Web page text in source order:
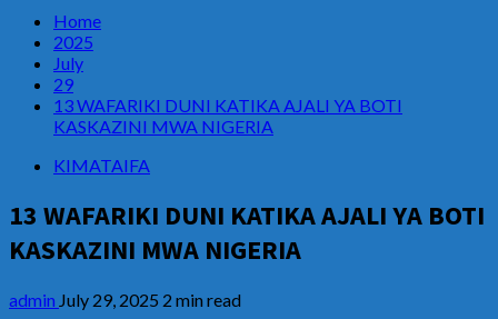
Home
2025
July
29
13 WAFARIKI DUNI KATIKA AJALI YA BOTI
KASKAZINI MWA NIGERIA
KIMATAIFA
13 WAFARIKI DUNI KATIKA AJALI YA BOTI
KASKAZINI MWA NIGERIA
admin July 29, 2025 2 min read